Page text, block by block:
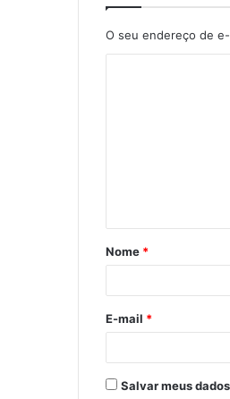
O seu endereço de
á
r
*
Nome *
E-mail *
Salvar meus